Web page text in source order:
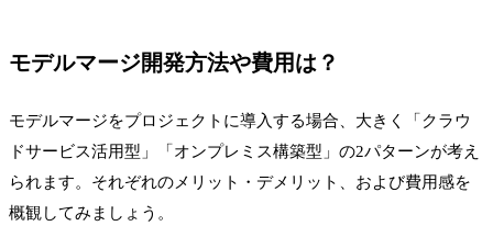
モデルマージ開発方法や費用は？
モデルマージをプロジェクトに導入する場合、大きく「クラウ
ドサービス活用型」「オンプレミス構築型」の2パターンが考え
られます。それぞれのメリット・デメリット、および費用感を
概観してみましょう。